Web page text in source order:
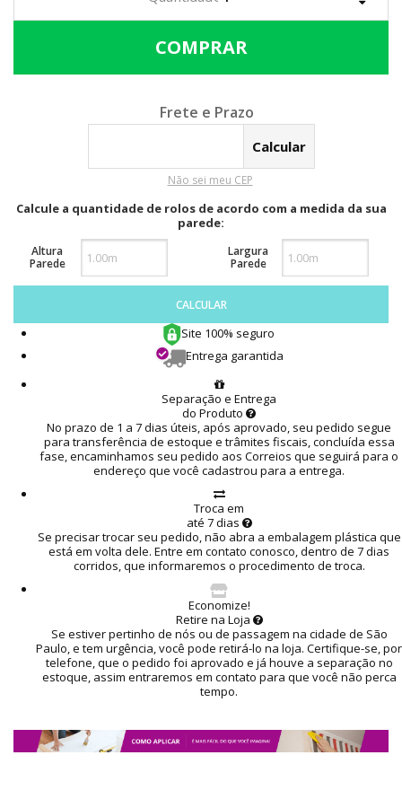
Calcular o Frete
Não sei meu CEP
Calcule a quantidade de rolos de acordo com a medida da sua
parede:
Altura
Parede
Largura
Parede
CALCULAR
Site 100% seguro
Entrega garantida
Separação e Entrega
do Produto
No prazo de 1 a 7 dias úteis, após aprovado, seu pedido segue
para transferência de estoque e trâmites fiscais, concluída essa
fase, encaminhamos seu pedido aos Correios que seguirá para o
endereço que você cadastrou para a entrega.
Troca em
até 7 dias
Se precisar trocar seu pedido, não abra a embalagem plástica que
está em volta dele. Entre em contato conosco, dentro de 7 dias
corridos, que informaremos o procedimento de troca.
Economize!
Retire na Loja
Se estiver pertinho de nós ou de passagem na cidade de São
Paulo, e tem urgência, você pode retirá-lo na loja. Certifique-se, por
telefone, que o pedido foi aprovado e já houve a separação no
estoque, assim entraremos em contato para que você não perca
tempo.